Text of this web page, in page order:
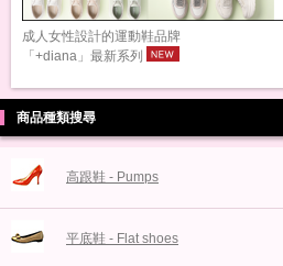
成人女性設計的運動鞋品牌
「+diana」最新系列
商品種類搜尋
高跟鞋 - Pumps
平底鞋 - Flat shoes